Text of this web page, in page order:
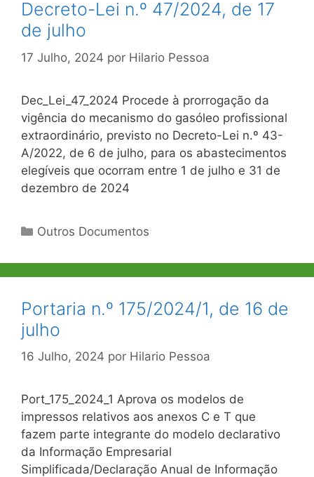
Decreto-Lei n.º 47/2024, de 17
de julho
17 Julho, 2024 por Hilario Pessoa
Dec_Lei_47_2024 Procede à prorrogação da
vigência do mecanismo do gasóleo profissional
extraordinário, previsto no Decreto-Lei n.º 43-
A/2022, de 6 de julho, para os abastecimentos
elegíveis que ocorram entre 1 de julho e 31 de
dezembro de 2024
Categorias
Outros Documentos
Portaria n.º 175/2024/1, de 16 de
julho
16 Julho, 2024 por Hilario Pessoa
Port_175_2024_1 Aprova os modelos de
impressos relativos aos anexos C e T que
fazem parte integrante do modelo declarativo
da Informação Empresarial
Simplificada/Declaração Anual de Informação